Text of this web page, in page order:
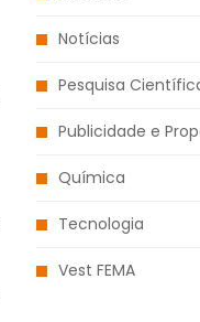
Notícias
Pesquisa
Publicidade e
Química
Tecnologia
Vest FEMA